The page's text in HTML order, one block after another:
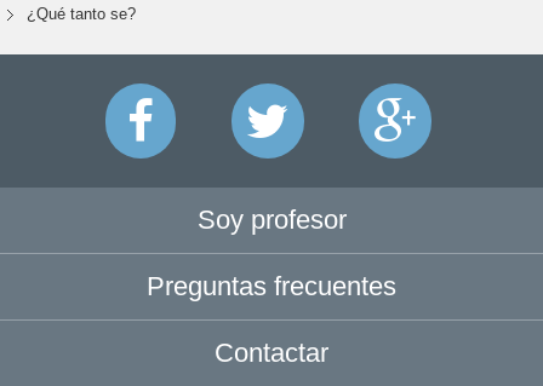
¿Qué tanto se?
Soy profesor
Preguntas frecuentes
Contactar